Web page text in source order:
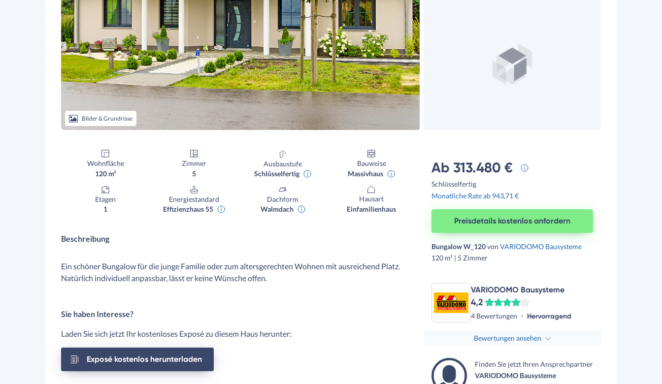
Bilder & Grundrisse
Wohnfläche
120 m²
Zimmer
5
Ausbaustufe
Schlüsselfertig
Bauweise
Massivhaus
Etagen
1
Energiestandard
Effizienzhaus 55
Dachform
Walmdach
Hausart
Einfamilienhaus
Beschreibung
Ein schöner Bungalow für die junge Familie oder zum altersgerechten Wohnen mit ausreichend Platz.
Natürlich individuell anpassbar, lässt er keine Wünsche offen.
Sie haben Interesse?
Laden Sie sich jetzt Ihr kostenloses Exposé zu diesem Haus herunter:
Exposé kostenlos herunterladen
Ab 313.480 €
Schlüsselfertig
Monatliche Rate ab 943,71 €
Preisdetails kostenlos anfordern
Bungalow W_120von VARIODOMO Bausysteme
120 m² | 5 Zimmer
VARIODOMO Bausysteme
4,2
4 Bewertungen Hervorragend
Bewertungen ansehen
Finden Sie jetzt Ihren Ansprechpartner
VARIODOMO Bausysteme